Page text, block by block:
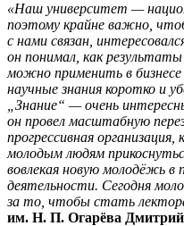
«Наш университет —
поэтому крайне важно,
с нами связан,
он понимал, как
можно применить в
научные знания коротко и
„Знание“ — очень
он провел масштабную
прогрессивная
молодым людям
вовлекая новую молодёжь в
деятельности. Сегодня
за то, чтобы стать
им. Н. П. Огарёва